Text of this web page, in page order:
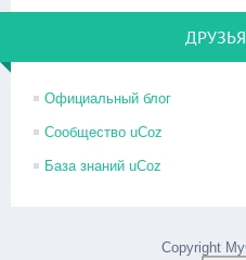
Официальный блог
Сообщество uCoz
База знаний uCoz
Copyright